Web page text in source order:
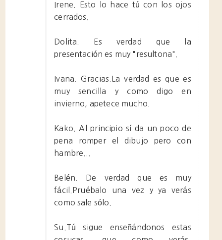
Irene. Esto lo hace tú con los ojos
cerrados.
Dolita. Es verdad que la
presentación es muy "resultona".
Ivana. Gracias.La verdad es que es
muy sencilla y como digo en
invierno, apetece mucho.
Kako. Al principio sí da un poco de
pena romper el dibujo pero con
hambre...
Belén. De verdad que es muy
fácil.Pruébalo una vez y ya verás
como sale sólo.
Su.Tú sigue enseñándonos estas